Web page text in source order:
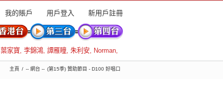
我的賬戶 用戶登入 新用戶註冊
葉家寶, 李錦鴻, 譚雁瞳, 朱利安, Norman,
主頁 -- 網台 -- (第15季) 贊助節目 - D100 好唱口